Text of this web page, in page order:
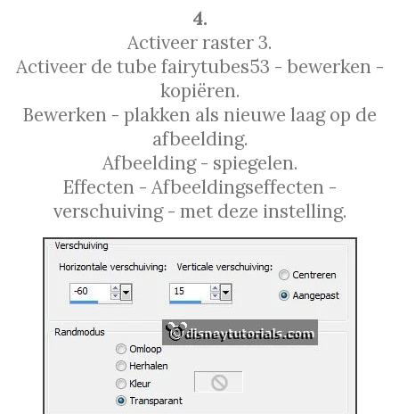
4.
Activeer raster 3.
Activeer de tube fairytubes53 - bewerken -
kopiëren.
Bewerken - plakken als nieuwe laag op de
afbeelding.
Afbeelding - spiegelen.
Effecten - Afbeeldingseffecten -
verschuiving - met deze instelling.